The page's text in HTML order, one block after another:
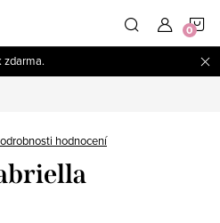
zdarma.
hodnocení